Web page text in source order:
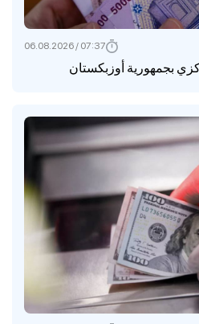
بجمهورية أوزبكستان
07:37 / 06.08.2026